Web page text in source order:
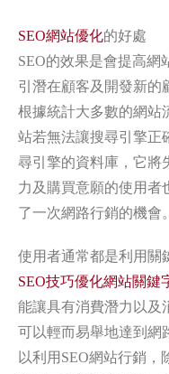
SEO網站優化的好處
SEO的效果是會提高網
引潛在顧客及開發新的
根據統計大多數的網站
站若無法讓搜尋引擎正
尋引擎的資料庫，它將
力及購買意願的使用者
了一次網路行銷的機會。
使用者通常都是利用關
SEO技巧優化網站關鍵
能讓具有消費潛力以及
可以輕而易舉地達到網
以利用SEO網站行銷